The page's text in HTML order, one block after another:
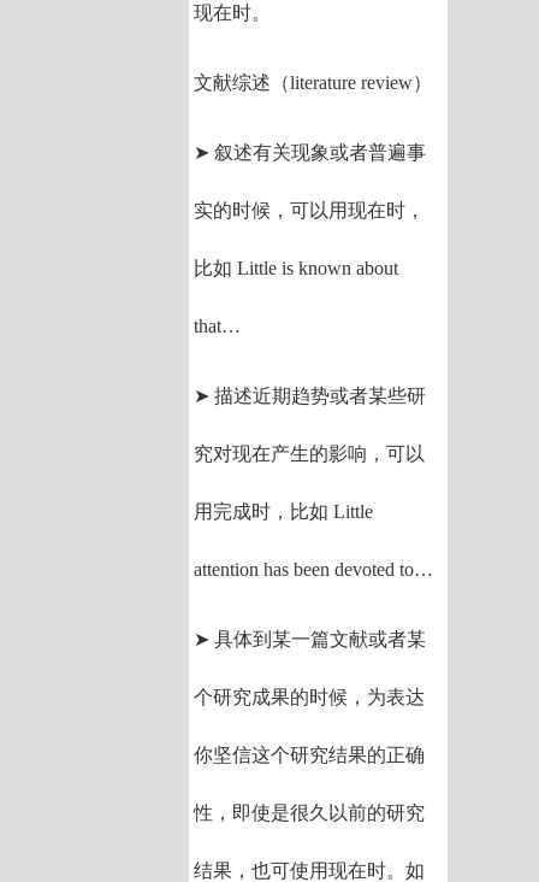
现在时。
文献综述（literature review）
➤ 叙述有关现象或者普遍事
实的时候，可以用现在时，
比如 Little is known about
that…
➤ 描述近期趋势或者某些研
究对现在产生的影响，可以
用完成时，比如 Little
attention has been devoted to…
➤ 具体到某一篇文献或者某
个研究成果的时候，为表达
你坚信这个研究结果的正确
性，即使是很久以前的研究
结果，也可使用现在时。如